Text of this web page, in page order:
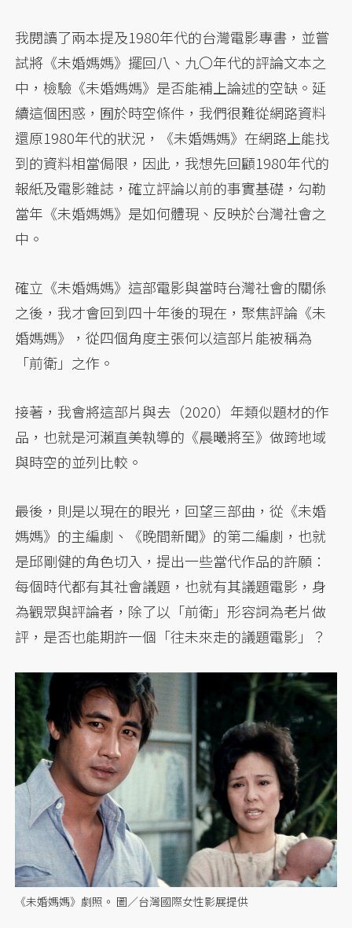
我閱讀了兩本提及1980年代的台灣電影專書，並嘗
試將《未婚媽媽》擺回八、九〇年代的評論文本之
中，檢驗《未婚媽媽》是否能補上論述的空缺。延
續這個困惑，囿於時空條件，我們很難從網路資料
還原1980年代的狀況，《未婚媽媽》在網路上能找
到的資料相當侷限，因此，我想先回顧1980年代的
報紙及電影雜誌，確立評論以前的事實基礎，勾勒
當年《未婚媽媽》是如何體現、反映於台灣社會之
中。
確立《未婚媽媽》這部電影與當時台灣社會的關係
之後，我才會回到四十年後的現在，聚焦評論《未
婚媽媽》，從四個角度主張何以這部片能被稱為
「前衛」之作。
接著，我會將這部片與去（2020）年類似題材的作
品，也就是河瀨直美執導的《晨曦將至》做跨地域
與時空的並列比較。
最後，則是以現在的眼光，回望三部曲，從《未婚
媽媽》的主編劇、《晚間新聞》的第二編劇，也就
是邱剛健的角色切入，提出一些當代作品的許願：
每個時代都有其社會議題，也就有其議題電影，身
為觀眾與評論者，除了以「前衛」形容詞為老片做
評，是否也能期許一個「往未來走的議題電影」？
《未婚媽媽》劇照。 圖／台灣國際女性影展提供